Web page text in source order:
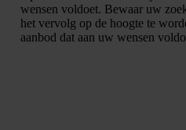
wensen voldoet. Bewaar uw
het vervolg op de hoogte te
aanbod dat aan uw wensen